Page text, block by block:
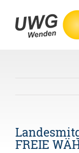
content
FREIE